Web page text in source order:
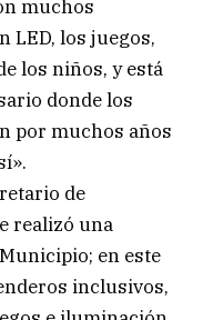
muchos
LED, los juegos,
los niños, y está
donde los
por muchos años
de
realizó una
en este
inclusivos,